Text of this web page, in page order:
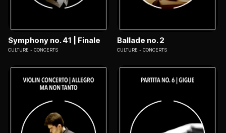
Symphony no. 41 | Finale
CULTURE CONCERTS
Ballade no. 2
CULTURE CONCERTS